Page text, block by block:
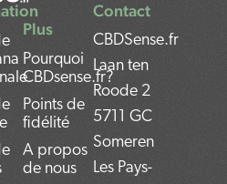
Contact
CBDSense.fr
Laan ten
Roode 2
5711 GC
Someren
Les Pays-
Plus
Pourquoi
CBDsense.fr?
Points de
fidélité
A propos
de nous